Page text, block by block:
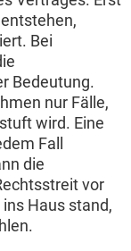
Bei
Bedeutung.
nur Fälle,
wird. Eine
Fall
die
vor
Haus stand,